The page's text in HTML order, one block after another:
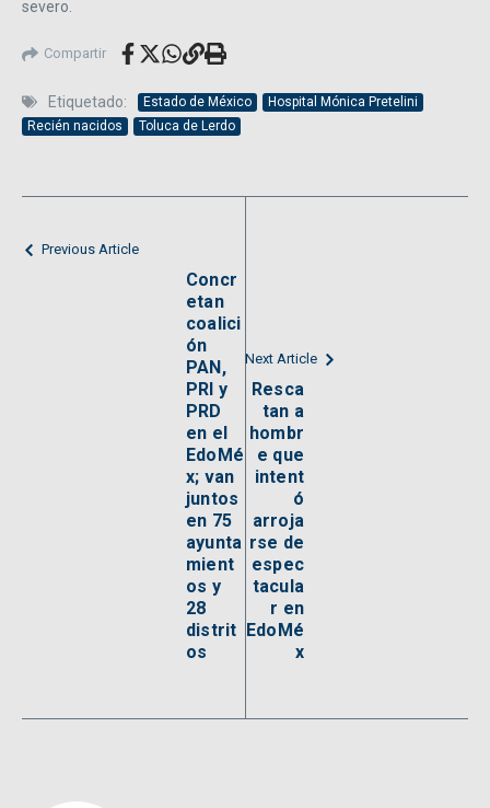
severo.
Compartir
Etiquetado: Estado de México
Hospital Mónica Pretelini
Recién nacidos
Toluca de Lerdo
Previous Article
Concr
etan
coalici
ón
PAN,
PRI y
PRD
en el
EdoMé
x; van
juntos
en 75
ayunta
mient
os y
28
distrit
os
Next Article
Resca
tan a
hombr
e que
intent
ó
arroja
rse de
espec
tacula
r en
EdoMé
x